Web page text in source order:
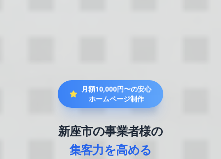
月額10,000円〜の安心
ホームページ制作
新座市の事業者様の
集客力を高める